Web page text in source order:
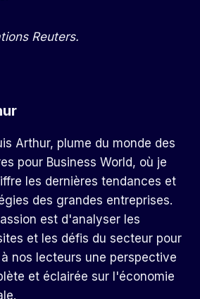
Reuters.
Arthur, plume du monde des
pour Business World, où je
les dernières tendances et
des grandes entreprises.
est d'analyser les
et les défis du secteur pour
nos lecteurs une perspective
et éclairée sur l'économie